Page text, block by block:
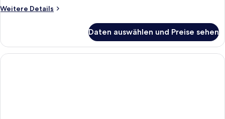
Weitere Details
Weitere
Daten auswählen und Preise sehen